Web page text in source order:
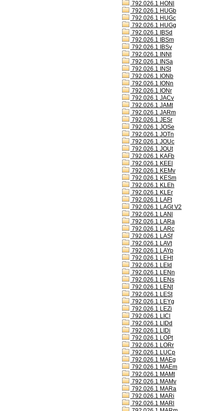
792.026.1 HONl
792.026.1 HUGb
792.026.1 HUGc
792.026.1 HUGg
792.026.1 IBSd
792.026.1 IBSm
792.026.1 IBSv
792.026.1 INNt
792.026.1 INSa
792.026.1 INSt
792.026.1 IONb
792.026.1 IONn
792.026.1 IONr
792.026.1 JACv
792.026.1 JAMt
792.026.1 JARm
792.026.1 JESr
792.026.1 JOSe
792.026.1 JOTn
792.026.1 JOUc
792.026.1 JOUt
792.026.1 KAFb
792.026.1 KEEl
792.026.1 KEMv
792.026.1 KESm
792.026.1 KLEh
792.026.1 KLEr
792.026.1 LAFt
792.026.1 LAGt V2
792.026.1 LANl
792.026.1 LARa
792.026.1 LARc
792.026.1 LASf
792.026.1 LAVt
792.026.1 LAYp
792.026.1 LEHt
792.026.1 LEId
792.026.1 LENn
792.026.1 LENs
792.026.1 LENt
792.026.1 LESt
792.026.1 LEYg
792.026.1 LEZi
792.026.1 LICl
792.026.1 LIDd
792.026.1 LIDi
792.026.1 LOPt
792.026.1 LORr
792.026.1 LUCp
792.026.1 MAEg
792.026.1 MAEm
792.026.1 MAMt
792.026.1 MAMv
792.026.1 MARa
792.026.1 MARi
792.026.1 MARl